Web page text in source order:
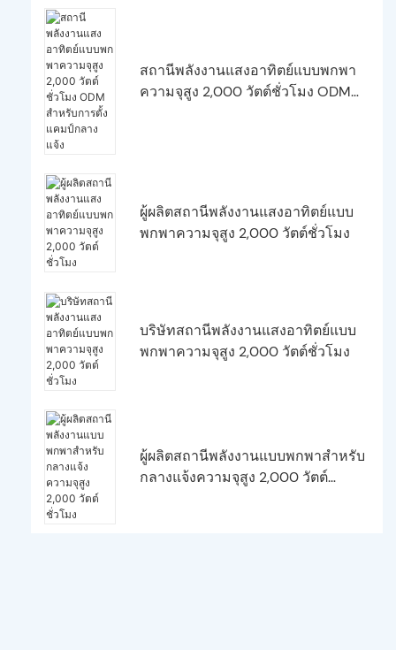
สถานีพลังงานแสงอาทิตย์แบบพกพา
ความจุสูง 2,000 วัตต์ชั่วโมง ODM
ผู้ผลิตสถานีพลังงานแสงอาทิตย์แบบ
พกพาความจุสูง 2,000 วัตต์ชั่วโมง
บริษัทสถานีพลังงานแสงอาทิตย์แบบ
พกพาความจุสูง 2,000 วัตต์ชั่วโมง
ผู้ผลิตสถานีพลังงานแบบพกพาสำหรับ
กลางแจ้งความจุสูง 2,000 วัตต์